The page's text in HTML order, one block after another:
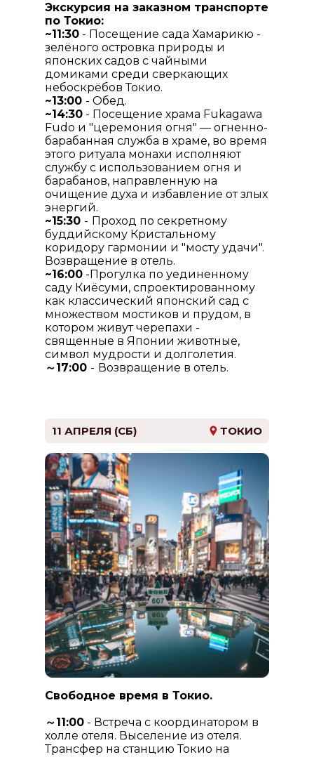
Экскурсия на заказном транспорте
по Токио:
~11:30 - Посещение сада Хамарикю -
зелёного островка природы и
японских садов с чайными
домиками среди сверкающих
небоскрёбов Токио.
~13:00 - Обед.
~14:30 - Посещение храма Fukagawa
Fudo и "церемония огня" — огненно-
барабанная служба в храме, во время
этого ритуала монахи исполняют
службу с использованием огня и
барабанов, направленную на
очищение духа и избавление от злых
энергий.
~15:30 - Проход по секретному
буддийскому Кристальному
коридору гармонии и "мосту удачи".
Возвращение в отель.
~16:00 -Прогулка по уединенному
саду Киёсуми, спроектированному
как классический японский сад с
множеством мостиков и прудом, в
котором живут черепахи -
священные в Японии животные,
символ мудрости и долголетия.
～17:00 - Возвращение в отель.
Свободное время в Токио.
～11:00 - Встреча с координатором в
холле отеля. Выселение из отеля.
Трансфер на станцию Токио на
11 АПРЕЛЯ (СБ) ТОКИО